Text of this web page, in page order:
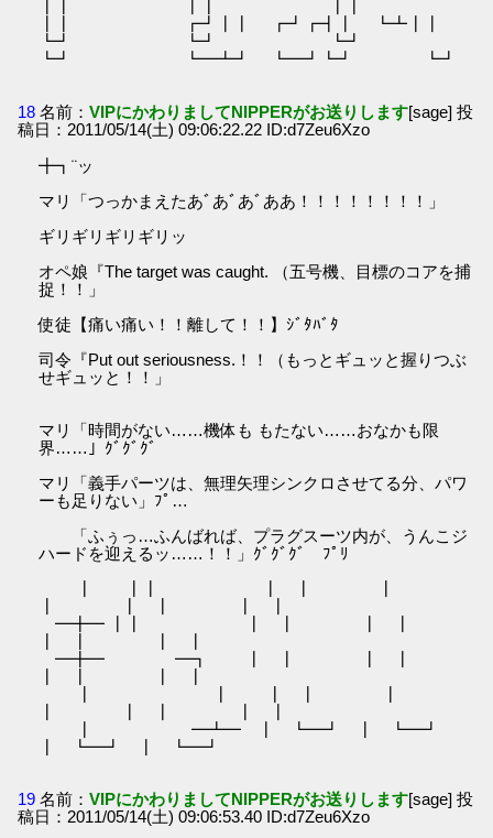
┃┃ ┏┛┃┃ ┏┛┏┫┃ ┗┻┃┃
┗┛ ┗┛ ┗┛
┗┛ ┗━┻┛ ┗━┛┗┛ ┗┛
18 名前：VIPにかわりましてNIPPERがお送りします[sage] 投
稿日：2011/05/14(土) 09:06:22.22 ID:d7Zeu6Xzo
╋┓¨ッ
マリ「つっかまえたあﾞあﾞあﾞああ！！！！！！！！」
ギリギリギリギリッ
オペ娘『The target was caught. （五号機、目標のコアを捕
捉！！」
使徒【痛い痛い！！離して！！】ｼﾞﾀﾊﾞﾀ
司令『Put out seriousness.！！（もっとギュッと握りつぶ
せギュッと！！」
マリ「時間がない……機体も もたない……おなかも限
界……」ｸﾞｸﾞｸﾞ
マリ「義手パーツは、無理矢理シンクロさせてる分、パワ
ーも足りない」ﾌﾟ…
「ふぅっ…ふんばれば、プラグスーツ内が、うんこジ
ハードを迎えるッ……！！」ｸﾞｸﾞｸﾞ ﾌﾟﾘ
━╋━ ┃┃ ┃ ┃ ┃ ┃
━╋━ ━┓ ┃ ┃ ┃ ┃
┃ ━┻━ ┃ ┗━┛ ┃ ┗━┛
┃ ┗━┛ ┃ ┗━┛
19 名前：VIPにかわりましてNIPPERがお送りします[sage] 投
稿日：2011/05/14(土) 09:06:53.40 ID:d7Zeu6Xzo